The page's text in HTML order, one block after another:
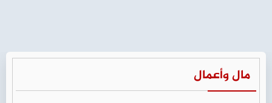
مال وأعمال